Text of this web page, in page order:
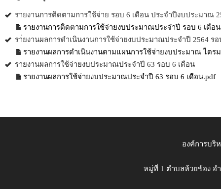
รายงานการติดตามการใช้จ่าย รอบ 6 เดือน ประจำปีงบประมาณ
รายงานการติดตามการใช้จ่ายงบประมาณประจำปี รอบ 6 เดือ
รา่ยงานผลการดำเนินงานการใช้จ่ายงบประมาณประจำปี 2564 รอ
รายงานผลการดำเนินงานตามแผนการใช้จ่ายงบประมาณ ไตร
รายงานผลการใช้จ่ายงบประมาณประจำปี 63 รอบ 6 เดือน
รายงานผลการใช้จ่ายงบประมาณประจำปี 63 รอบ 6 เดือน.pdf
องค์การบริ
หมู่ที่ 1 ตำบลห้วยข้อง อ